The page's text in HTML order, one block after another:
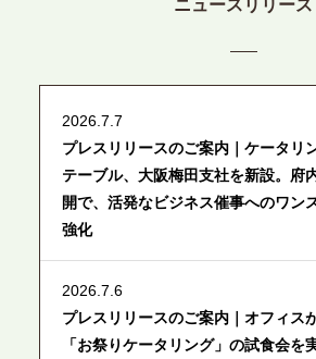
ニュースリリース
2026.7.7
プレスリリースのご案内｜ケータリ
テーブル、大阪梅田支社を新設。府
開で、活発なビジネス催事へのワン
強化
2026.7.6
プレスリリースのご案内｜オフィス
「お祭りケータリング」の試食会を